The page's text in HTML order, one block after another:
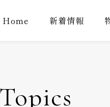
Home 新着情報